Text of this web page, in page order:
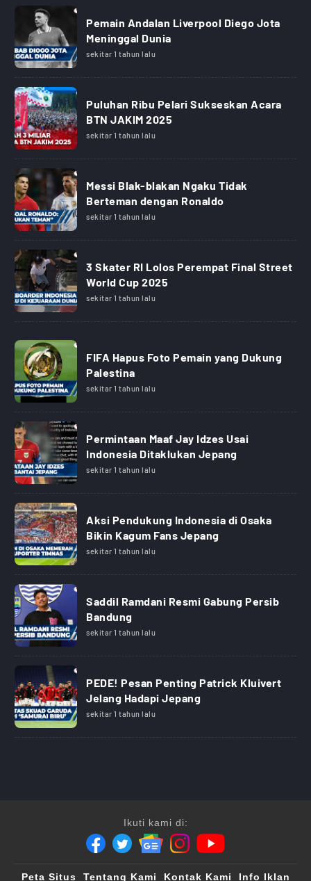
Pemain Andalan Liverpool Diego Jota
Meninggal Dunia
sekitar 1 tahun lalu
Puluhan Ribu Pelari Sukseskan Acara
BTN JAKIM 2025
sekitar 1 tahun lalu
Messi Blak-blakan Ngaku Tidak
Berteman dengan Ronaldo
sekitar 1 tahun lalu
3 Skater RI Lolos Perempat Final Street
World Cup 2025
sekitar 1 tahun lalu
FIFA Hapus Foto Pemain yang Dukung
Palestina
sekitar 1 tahun lalu
Permintaan Maaf Jay Idzes Usai
Indonesia Ditaklukan Jepang
sekitar 1 tahun lalu
Aksi Pendukung Indonesia di Osaka
Bikin Kagum Fans Jepang
sekitar 1 tahun lalu
Saddil Ramdani Resmi Gabung Persib
Bandung
sekitar 1 tahun lalu
PEDE! Pesan Penting Patrick Kluivert
Jelang Hadapi Jepang
sekitar 1 tahun lalu
Ikuti kami di:
Peta Situs Tentang Kami Kontak Kami Info Iklan